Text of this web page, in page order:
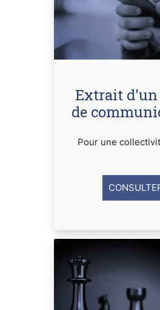
Extrait
de
Pour une